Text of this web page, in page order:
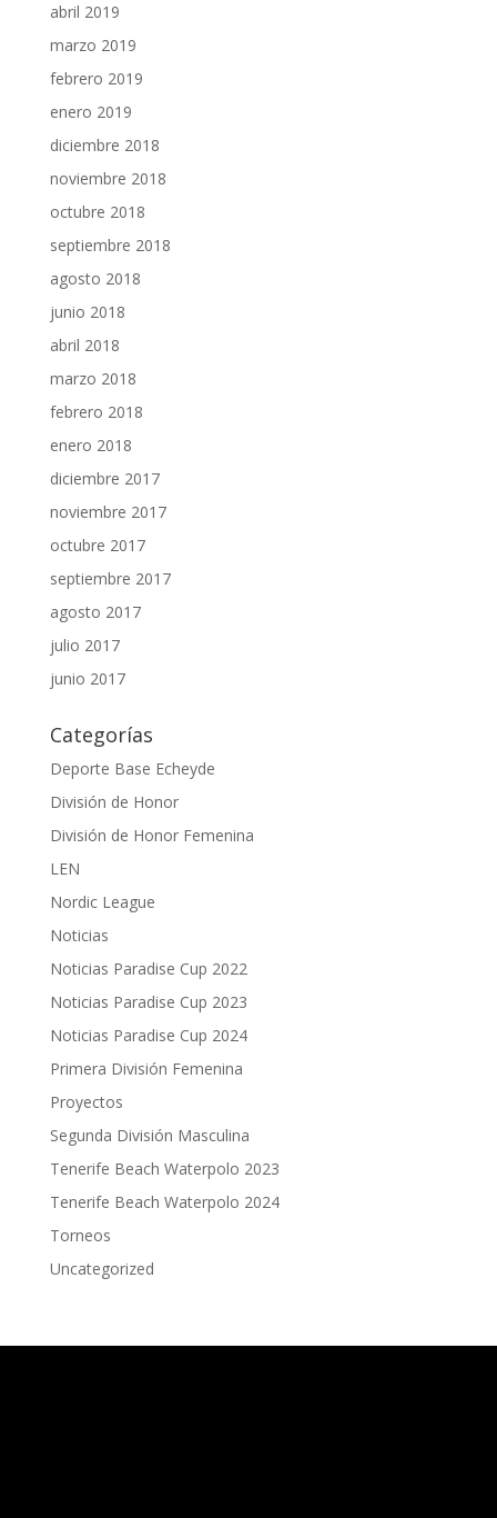
abril 2019
marzo 2019
febrero 2019
enero 2019
diciembre 2018
noviembre 2018
octubre 2018
septiembre 2018
agosto 2018
junio 2018
abril 2018
marzo 2018
febrero 2018
enero 2018
diciembre 2017
noviembre 2017
octubre 2017
septiembre 2017
agosto 2017
julio 2017
junio 2017
Categorías
Deporte Base Echeyde
División de Honor
División de Honor Femenina
LEN
Nordic League
Noticias
Noticias Paradise Cup 2022
Noticias Paradise Cup 2023
Noticias Paradise Cup 2024
Primera División Femenina
Proyectos
Segunda División Masculina
Tenerife Beach Waterpolo 2023
Tenerife Beach Waterpolo 2024
Torneos
Uncategorized